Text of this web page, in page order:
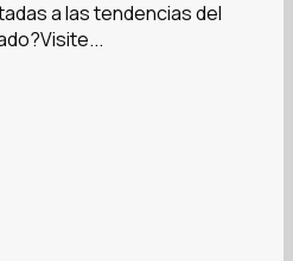
a las tendencias del